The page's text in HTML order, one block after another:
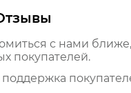
с нами
покупателей.